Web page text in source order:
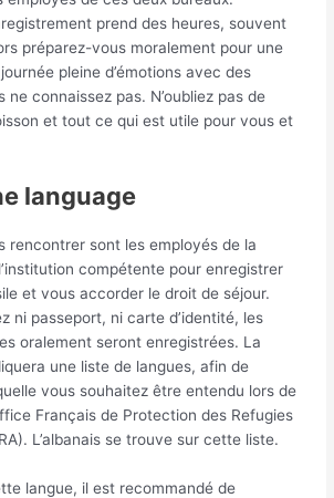
prend des heures, souvent
préparez-vous moralement pour une
pleine d’émotions avec des
ne connaissez pas. N’oubliez pas de
et tout ce qui est utile pour vous et
language
rencontrer sont les employés de la
compétente pour enregistrer
et vous accorder le droit de séjour.
ni passeport, ni carte d’identité, les
oralement seront enregistrées. La
une liste de langues, afin de
vous souhaitez être entendu lors de
Français de Protection des Refugies
L’albanais se trouve sur cette liste.
langue, il est recommandé de